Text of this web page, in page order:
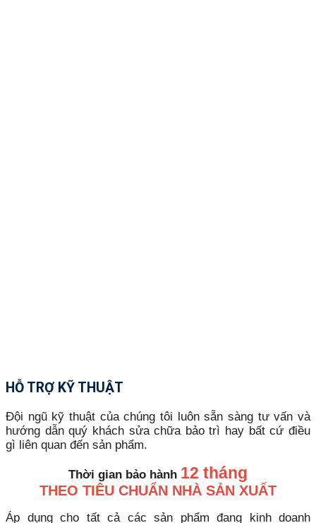
HỖ TRỢ KỸ THUẬT
Đội ngũ kỹ thuật của chúng tôi luôn sẵn sàng tư vấn và
hướng dẫn quý khách sửa chữa bảo trì hay bất cứ điều
gì liên quan đến sản phẩm.
Thời gian bảo hành 12 tháng
THEO TIÊU CHUẨN NHÀ SẢN XUẤT
Áp dụng cho tất cả các sản phẩm đang kinh doanh